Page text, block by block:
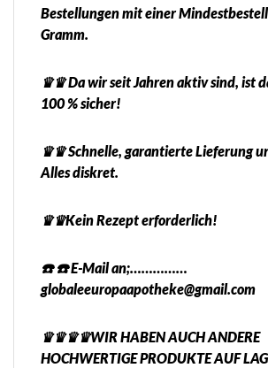
Bestellungen mit einer
Gramm.
♛♛ Da wir seit Jahren aktiv sind, ist
100 % sicher!
♛♛ Schnelle, garantierte Lieferung
Alles diskret.
♛♛Kein Rezept erforderlich!
☎️ ☎️ E-Mail an;……………
globaleeuropaapotheke@gmail.com
♛♛♛♛WIR HABEN AUCH ANDERE
HOCHWERTIGE PRODUKTE AUF